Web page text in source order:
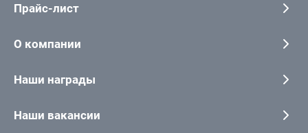
Прайс-лист
О компании
Наши награды
Наши вакансии